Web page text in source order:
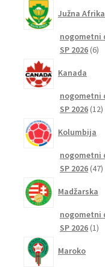
Južna Afrika
nogometni
SP 2026 66
Kanada
nogometni
SP 2026 1212
Kolumbija
nogometni
SP 2026 4747
Madžarska
nogometni
SP 2026 11
Maroko